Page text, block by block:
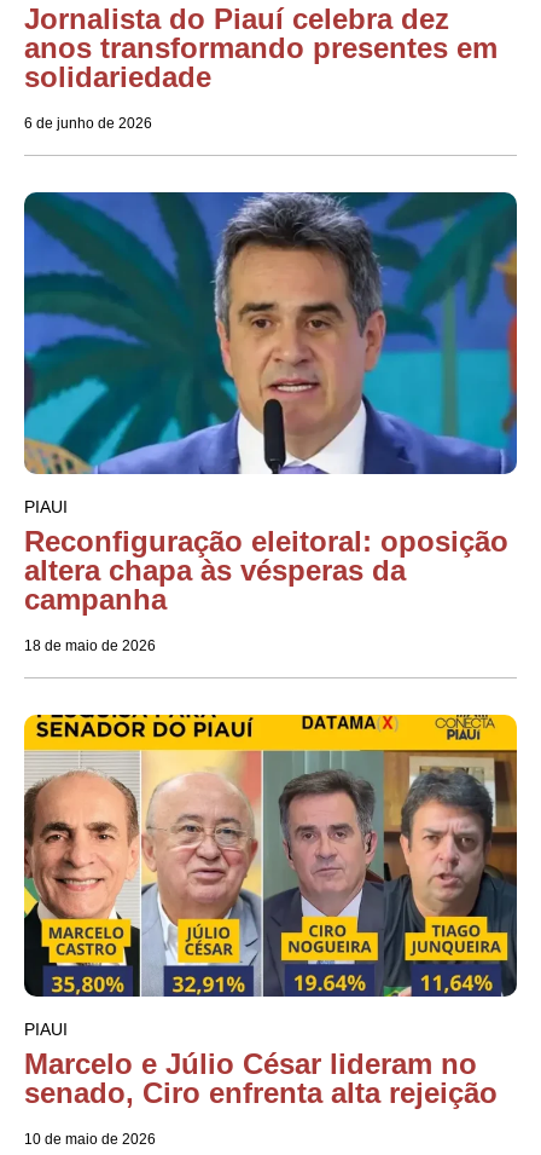
Jornalista do Piauí celebra dez
anos transformando presentes em
solidariedade
6 de junho de 2026
PIAUI
Reconfiguração eleitoral: oposição
altera chapa às vésperas da
campanha
18 de maio de 2026
PIAUI
Marcelo e Júlio César lideram no
senado, Ciro enfrenta alta rejeição
10 de maio de 2026